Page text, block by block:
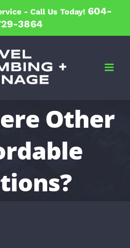
- Call Us Today! 604-
3864
Other